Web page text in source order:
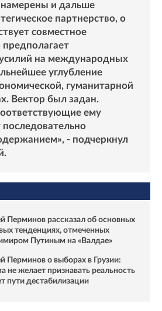
и дальше
партнерство, о
совместное
предполагает
на международных
углубление
гуманитарной
Вектор был задан.
ему
- подчеркнул
Перминов рассказал об основных
тенденциях, отмеченных
Путиным на «Валдае»
Перминов о выборах в Грузии:
не желает признавать реальность
пути дестабилизации